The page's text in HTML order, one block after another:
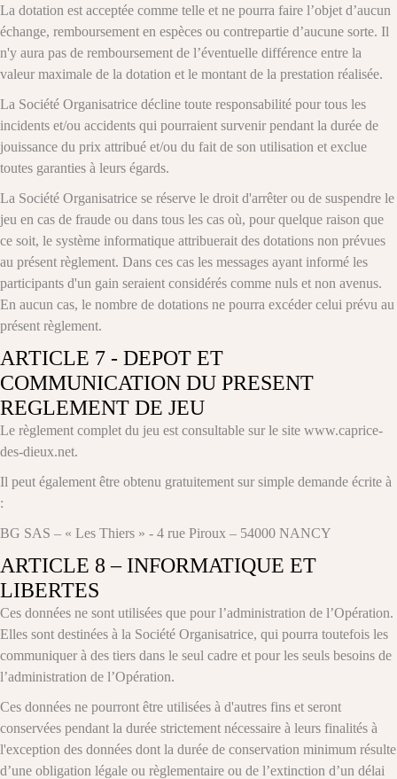
La dotation est acceptée comme telle et ne pourra faire l’objet d’aucun
échange, remboursement en espèces ou contrepartie d’aucune sorte. Il
n'y aura pas de remboursement de l’éventuelle différence entre la
valeur maximale de la dotation et le montant de la prestation réalisée.
La Société Organisatrice décline toute responsabilité pour tous les
incidents et/ou accidents qui pourraient survenir pendant la durée de
jouissance du prix attribué et/ou du fait de son utilisation et exclue
toutes garanties à leurs égards.
La Société Organisatrice se réserve le droit d'arrêter ou de suspendre le
jeu en cas de fraude ou dans tous les cas où, pour quelque raison que
ce soit, le système informatique attribuerait des dotations non prévues
au présent règlement. Dans ces cas les messages ayant informé les
participants d'un gain seraient considérés comme nuls et non avenus.
En aucun cas, le nombre de dotations ne pourra excéder celui prévu au
présent règlement.
ARTICLE 7 - DEPOT ET
COMMUNICATION DU PRESENT
REGLEMENT DE JEU
Le règlement complet du jeu est consultable sur le site www.caprice-
des-dieux.net.
Il peut également être obtenu gratuitement sur simple demande écrite à
:
BG SAS – « Les Thiers » - 4 rue Piroux – 54000 NANCY
ARTICLE 8 – INFORMATIQUE ET
LIBERTES
Ces données ne sont utilisées que pour l’administration de l’Opération.
Elles sont destinées à la Société Organisatrice, qui pourra toutefois les
communiquer à des tiers dans le seul cadre et pour les seuls besoins de
l’administration de l’Opération.
Ces données ne pourront être utilisées à d'autres fins et seront
conservées pendant la durée strictement nécessaire à leurs finalités à
l'exception des données dont la durée de conservation minimum résulte
d’une obligation légale ou règlementaire ou de l’extinction d’un délai